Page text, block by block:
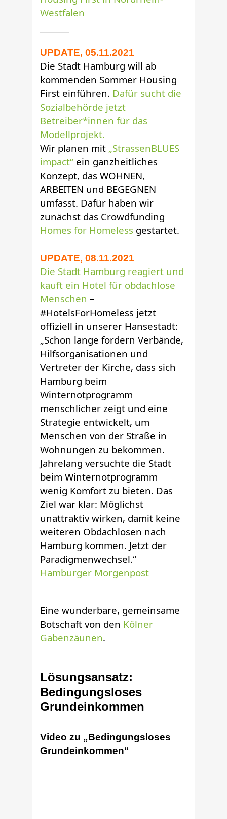
Westfalen
UPDATE, 05.11.2021
Die Stadt Hamburg will ab
kommenden Sommer Housing
First einführen. Dafür sucht die
Sozialbehörde jetzt
Betreiber*innen für das
Modellprojekt.
Wir planen mit „StrassenBLUES
impact“ ein ganzheitliches
Konzept, das WOHNEN,
ARBEITEN und BEGEGNEN
umfasst. Dafür haben wir
zunächst das Crowdfunding
Homes for Homeless gestartet.
UPDATE, 08.11.2021
Die Stadt Hamburg reagiert und
kauft ein Hotel für obdachlose
Menschen –
#HotelsForHomeless jetzt
offiziell in unserer Hansestadt:
„Schon lange fordern Verbände,
Hilfsorganisationen und
Vertreter der Kirche, dass sich
Hamburg beim
Winternotprogramm
menschlicher zeigt und eine
Strategie entwickelt, um
Menschen von der Straße in
Wohnungen zu bekommen.
Jahrelang versuchte die Stadt
beim Winternotprogramm
wenig Komfort zu bieten. Das
Ziel war klar: Möglichst
unattraktiv wirken, damit keine
weiteren Obdachlosen nach
Hamburg kommen. Jetzt der
Paradigmenwechsel.“
Hamburger Morgenpost
Eine wunderbare, gemeinsame
Botschaft von den Kölner
Gabenzäunen.
Lösungsansatz:
Bedingungsloses
Grundeinkommen
Video zu „Bedingungsloses
Grundeinkommen“